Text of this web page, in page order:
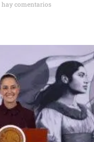
hay comentarios